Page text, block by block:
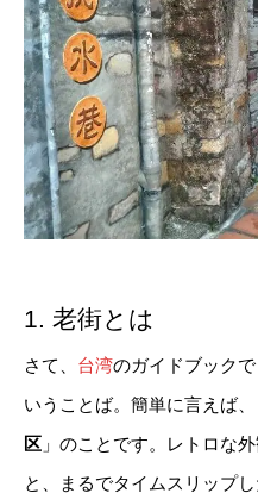
1. 老街とは
さて、 台湾のガイドブック
いうことば。簡単に言えば、
区 」のことです。レトロな
と、まるでタイムスリップ